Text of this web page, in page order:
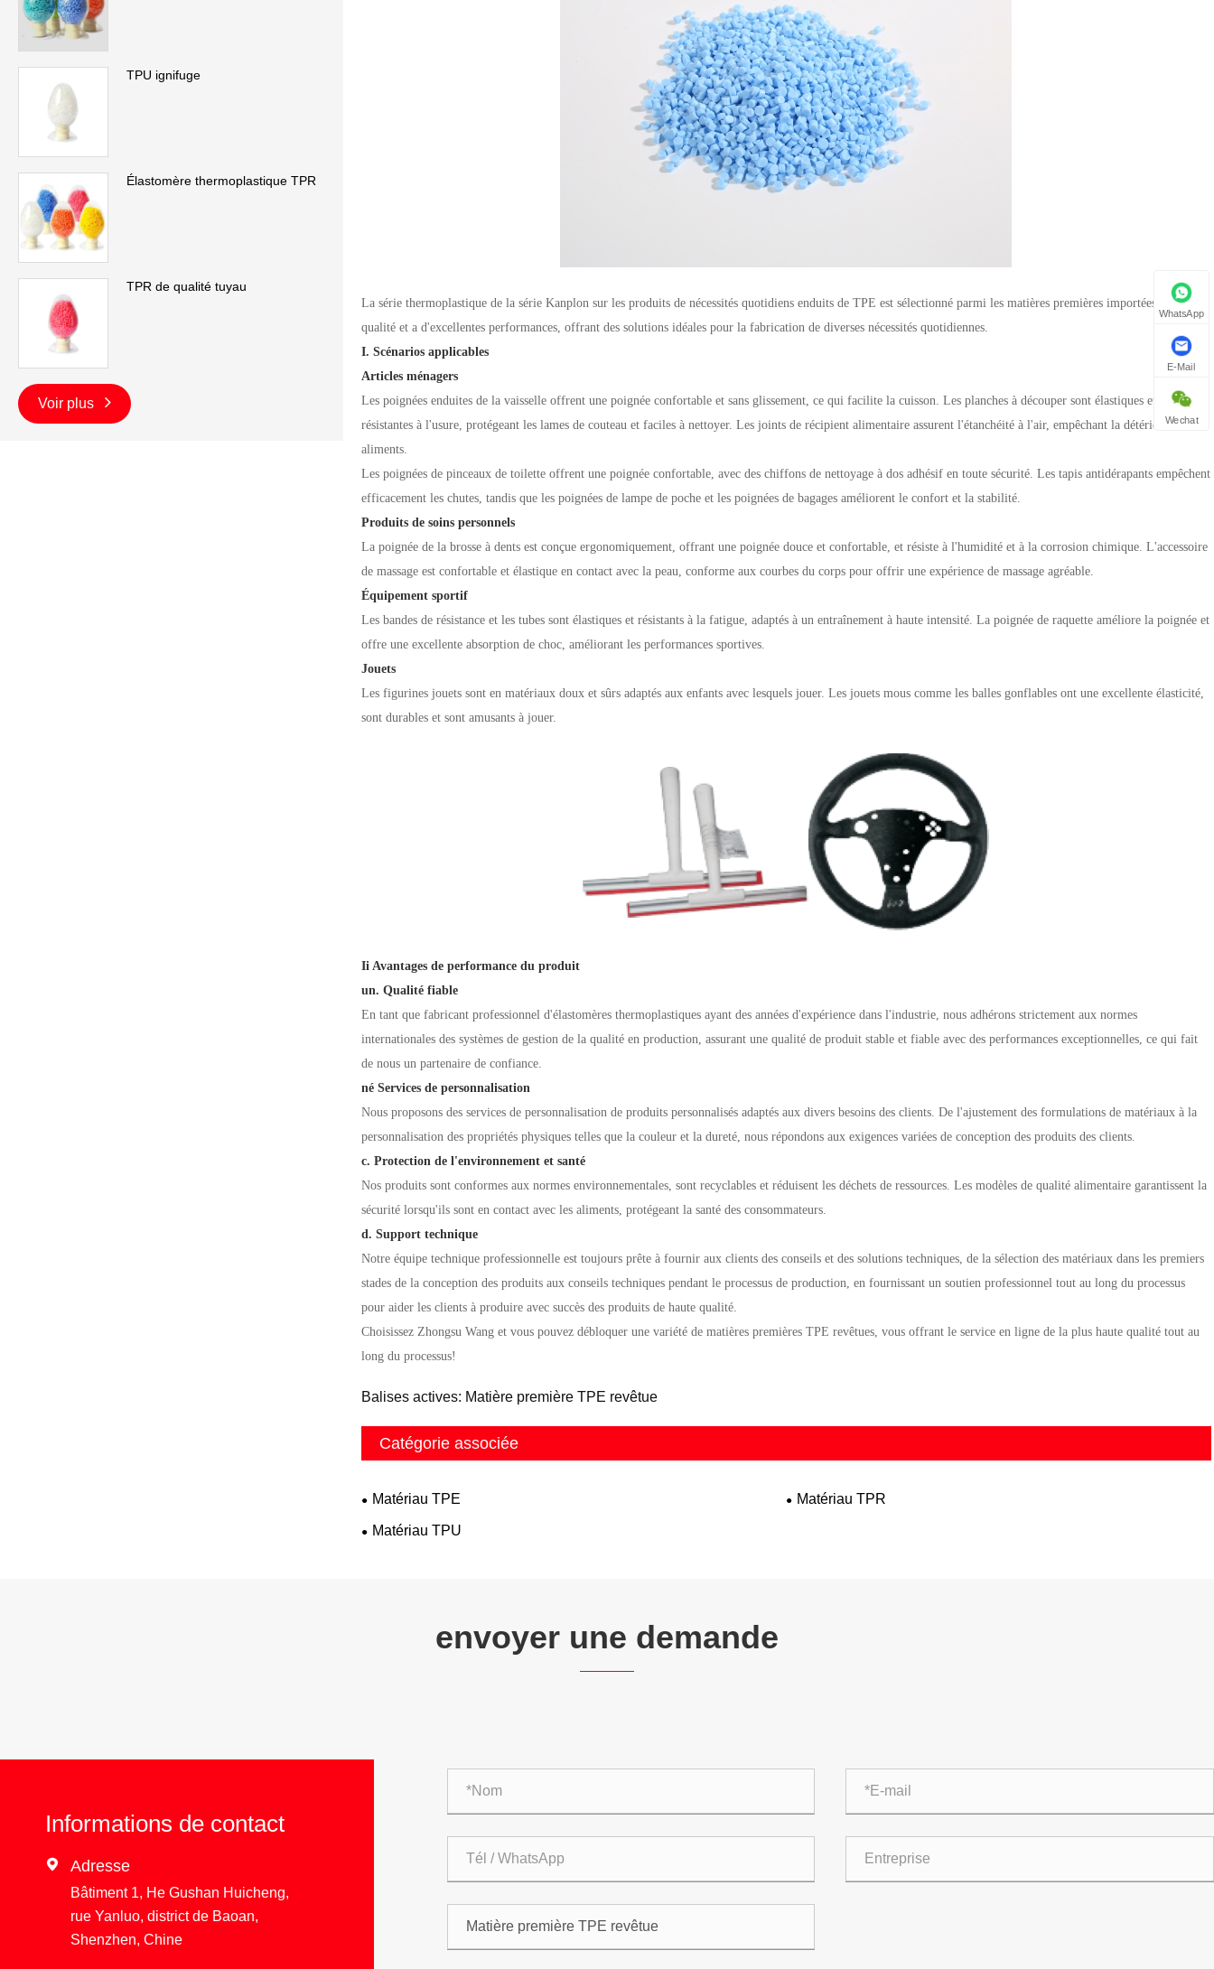
TPU ignifuge
Élastomère thermoplastique TPR
TPR de qualité tuyau
Voir plus
La série thermoplastique de la série Kanplon sur les produits de nécessités quotidiens enduits de TPE est sélectionné parmi les matières premières importées de haute
qualité et a d'excellentes performances, offrant des solutions idéales pour la fabrication de diverses nécessités quotidiennes.
I. Scénarios applicables
Articles ménagers
Les poignées enduites de la vaisselle offrent une poignée confortable et sans glissement, ce qui facilite la cuisson. Les planches à découper sont élastiques et
résistantes à l'usure, protégeant les lames de couteau et faciles à nettoyer. Les joints de récipient alimentaire assurent l'étanchéité à l'air, empêchant la détérioration des
aliments.
Les poignées de pinceaux de toilette offrent une poignée confortable, avec des chiffons de nettoyage à dos adhésif en toute sécurité. Les tapis antidérapants empêchent
efficacement les chutes, tandis que les poignées de lampe de poche et les poignées de bagages améliorent le confort et la stabilité.
Produits de soins personnels
La poignée de la brosse à dents est conçue ergonomiquement, offrant une poignée douce et confortable, et résiste à l'humidité et à la corrosion chimique. L'accessoire
de massage est confortable et élastique en contact avec la peau, conforme aux courbes du corps pour offrir une expérience de massage agréable.
Équipement sportif
Les bandes de résistance et les tubes sont élastiques et résistants à la fatigue, adaptés à un entraînement à haute intensité. La poignée de raquette améliore la poignée et
offre une excellente absorption de choc, améliorant les performances sportives.
Jouets
Les figurines jouets sont en matériaux doux et sûrs adaptés aux enfants avec lesquels jouer. Les jouets mous comme les balles gonflables ont une excellente élasticité,
sont durables et sont amusants à jouer.
Ii Avantages de performance du produit
un. Qualité fiable
En tant que fabricant professionnel d'élastomères thermoplastiques ayant des années d'expérience dans l'industrie, nous adhérons strictement aux normes
internationales des systèmes de gestion de la qualité en production, assurant une qualité de produit stable et fiable avec des performances exceptionnelles, ce qui fait
de nous un partenaire de confiance.
né Services de personnalisation
Nous proposons des services de personnalisation de produits personnalisés adaptés aux divers besoins des clients. De l'ajustement des formulations de matériaux à la
personnalisation des propriétés physiques telles que la couleur et la dureté, nous répondons aux exigences variées de conception des produits des clients.
c. Protection de l'environnement et santé
Nos produits sont conformes aux normes environnementales, sont recyclables et réduisent les déchets de ressources. Les modèles de qualité alimentaire garantissent la
sécurité lorsqu'ils sont en contact avec les aliments, protégeant la santé des consommateurs.
d. Support technique
Notre équipe technique professionnelle est toujours prête à fournir aux clients des conseils et des solutions techniques, de la sélection des matériaux dans les premiers
stades de la conception des produits aux conseils techniques pendant le processus de production, en fournissant un soutien professionnel tout au long du processus
pour aider les clients à produire avec succès des produits de haute qualité.
Choisissez Zhongsu Wang et vous pouvez débloquer une variété de matières premières TPE revêtues, vous offrant le service en ligne de la plus haute qualité tout au
long du processus!
Balises actives: Matière première TPE revêtue
Catégorie associée
Matériau TPE Matériau TPR
Matériau TPU
envoyer une demande
Informations de contact
 Adresse
Bâtiment 1, He Gushan Huicheng,
rue Yanluo, district de Baoan,
Shenzhen, Chine
WhatsApp
E-Mail
Wechat